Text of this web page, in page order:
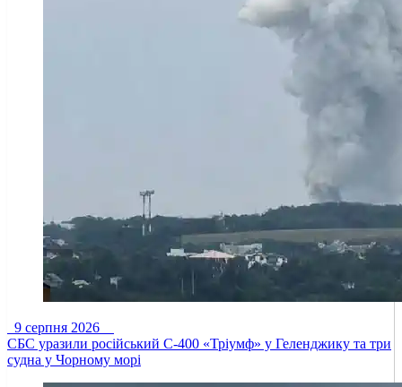
9 серпня 2026
СБС уразили російський С-400 «Тріумф» у Геленджику та три
судна у Чорному морі